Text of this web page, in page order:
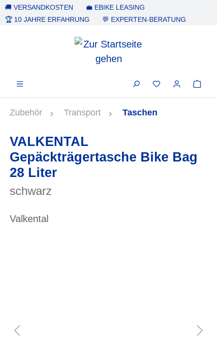
springen
🚚 VERSANDKOSTEN
💼 EBIKE LEASING
🏆 10 JAHRE ERFAHRUNG
💬 EXPERTEN-BERATUNG
Zubehör Transport Taschen
VALKENTAL
Gepäckträgertasche Bike Bag
28 Liter
schwarz
Valkental